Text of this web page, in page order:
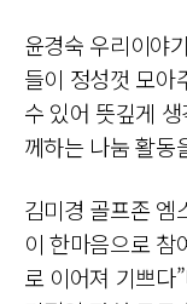
윤경숙 우리이야
들이 정성껏 모아
수 있어 뜻깊게
께하는 나눔 활동
김미경 골프존 엠
이 한마음으로 참
로 이어져 기쁘다